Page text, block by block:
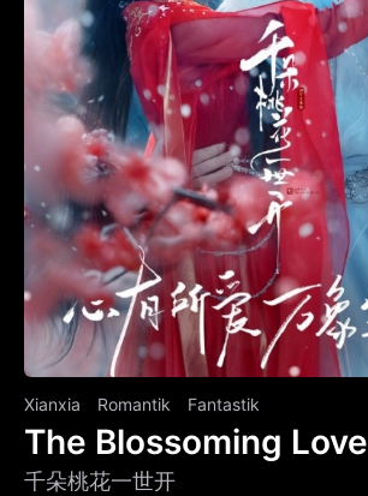
Xianxia Romantik Fantastik
The Blossoming Love
千朵桃花一世开